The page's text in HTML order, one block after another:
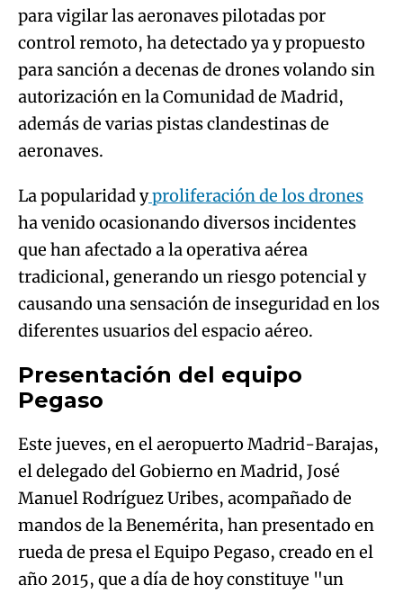
para vigilar las aeronaves pilotadas por
control remoto, ha detectado ya y propuesto
para sanción a decenas de drones volando sin
autorización en la Comunidad de Madrid,
además de varias pistas clandestinas de
aeronaves.
La popularidad yproliferación de los drones
ha venido ocasionando diversos incidentes
que han afectado a la operativa aérea
tradicional, generando un riesgo potencial y
causando una sensación de inseguridad en los
diferentes usuarios del espacio aéreo.
Presentación del equipo
Pegaso
Este jueves, en el aeropuerto Madrid-Barajas,
el delegado del Gobierno en Madrid, José
Manuel Rodríguez Uribes, acompañado de
mandos de la Benemérita, han presentado en
rueda de presa el Equipo Pegaso, creado en el
año 2015, que a día de hoy constituye "un